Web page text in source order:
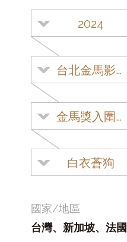
2024
台北金馬影展
金馬獎入圍影片
白衣蒼狗
國家/地區
台灣、新加坡、法國